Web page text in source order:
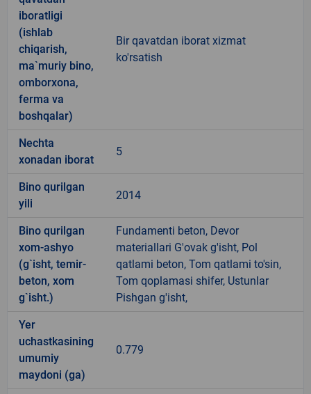
iboratligi
(ishlab
chiqarish,
ma`muriy bino,
omborxona,
ferma va
boshqalar)
Bir qavatdan iborat xizmat
ko'rsatish
Nechta
xonadan iborat
5
Bino qurilgan
yili
2014
Bino qurilgan
xom-ashyo
(g`isht, temir-
beton, xom
g`isht.)
Fundamenti beton, Devor
materiallari G'ovak g'isht, Pol
qatlami beton, Tom qatlami to'sin,
Tom qoplamasi shifer, Ustunlar
Pishgan g'isht,
Yer
uchastkasining
umumiy
maydoni (ga)
0.779